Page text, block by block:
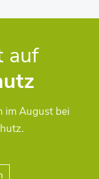
auf
im August bei